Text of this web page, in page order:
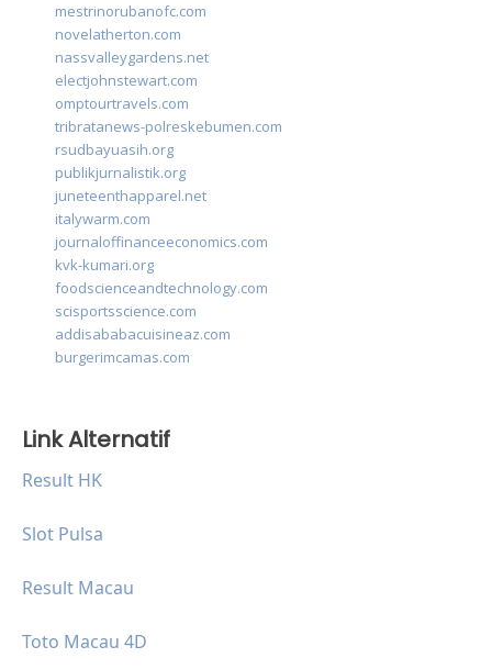
mestrinorubanofc.com
novelatherton.com
nassvalleygardens.net
electjohnstewart.com
omptourtravels.com
tribratanews-polreskebumen.com
rsudbayuasih.org
publikjurnalistik.org
juneteenthapparel.net
italywarm.com
journaloffinanceeconomics.com
kvk-kumari.org
foodscienceandtechnology.com
scisportsscience.com
addisababacuisineaz.com
burgerimcamas.com
Link Alternatif
Result HK
Slot Pulsa
Result Macau
Toto Macau 4D